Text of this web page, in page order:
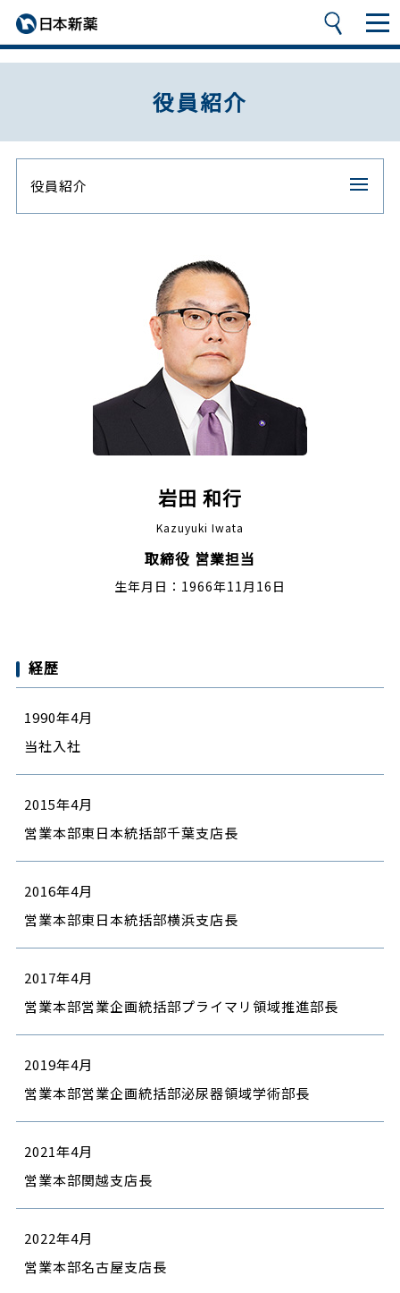
役員紹介
役員紹介
岩田 和行
Kazuyuki Iwata
取締役 営業担当
生年月日：1966年11月16日
経歴
1990年4月
当社入社
2015年4月
営業本部東日本統括部千葉支店長
2016年4月
営業本部東日本統括部横浜支店長
2017年4月
営業本部営業企画統括部プライマリ領域推進部長
2019年4月
営業本部営業企画統括部泌尿器領域学術部長
2021年4月
営業本部関越支店長
2022年4月
営業本部名古屋支店長